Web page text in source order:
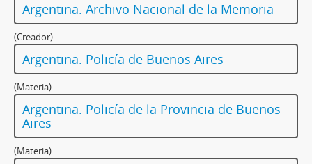
Argentina. Archivo Nacional de la Memoria
(Creador)
Argentina. Policía de Buenos Aires
(Materia)
Argentina. Policía de la Provincia de Buenos
Aires
(Materia)